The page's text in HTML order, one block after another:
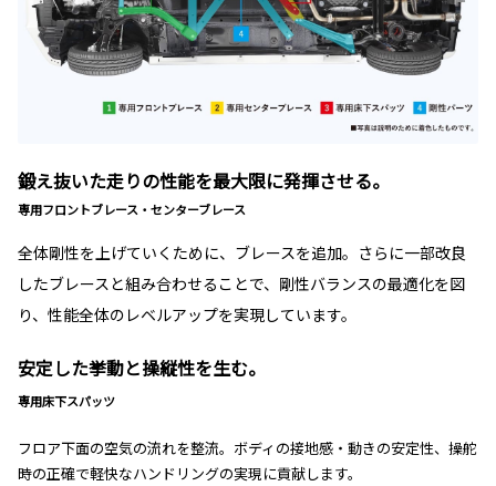
鍛え抜いた走りの性能を最大限に発揮させる。
専用フロントブレース・センターブレース
全体剛性を上げていくために、ブレースを追加。さらに一部改良
したブレースと組み合わせることで、剛性バランスの最適化を図
り、性能全体のレベルアップを実現しています。
安定した挙動と操縦性を生む。
専用床下スパッツ
フロア下面の空気の流れを整流。ボディの接地感・動きの安定性、操舵
時の正確で軽快なハンドリングの実現に貢献します。